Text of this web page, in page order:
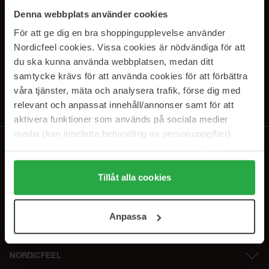
Denna webbplats använder cookies
För att ge dig en bra shoppingupplevelse använder
Nordicfeel cookies. Vissa cookies är nödvändiga för att
du ska kunna använda webbplatsen, medan ditt
samtycke krävs för att använda cookies för att förbättra
våra tjänster, mäta och analysera trafik, förse dig med
relevant och anpassat innehåll/annonser samt för att
aktivera funktioner som används på sociala medier
media (kan innefatta behandling av personuppgifter).
Genom att trycka på "Tillåt alla cookies" accepterar du
alla cookies, medan du under "Detaljer" kan anpassa
användningen av cookies. Du kan när som helst återkalla
samt vår Integritetspolicy.
Tillåt alla cookies
Anpassa
PRENUMERERA PÅ VÅRA
NYHETSBREV
Genom att prenumerera accepterar du vårIntegritetspolicy.
Avprenumerera när som helst.
NORDICFEEL